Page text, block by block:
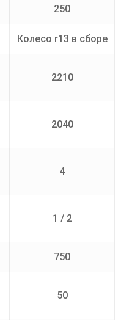
250
Колесо r13 в сборе
2210
2040
4
1 / 2
750
50